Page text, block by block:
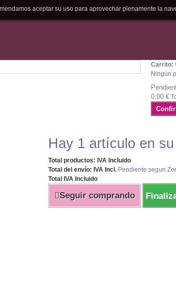
Carrito:
Ningún
0,00 €
Hay 1 artículo en
Total productos: IVA Incluido
Total del envío: IVA Incl. Pendiente segun
Total IVA Incluido
Seguir comprando
aceptar su uso para aprovechar plenamente la